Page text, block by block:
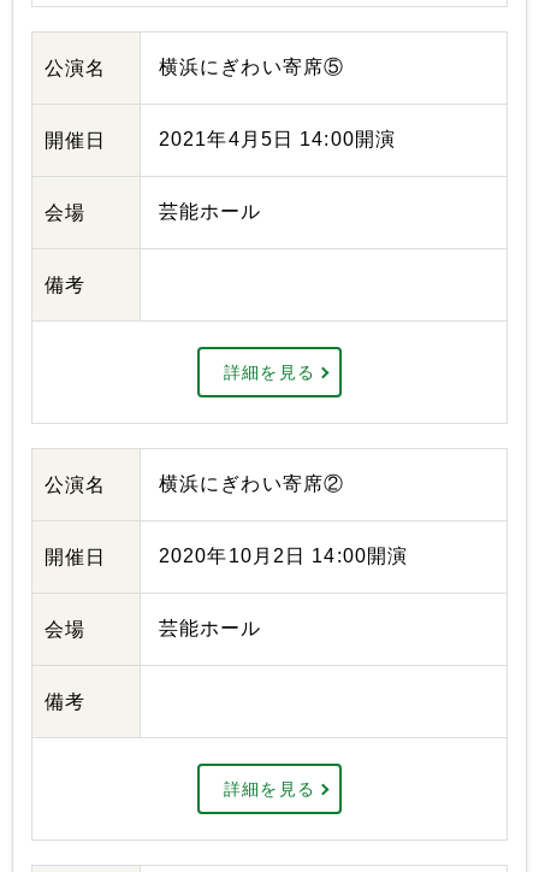
公演名 横浜にぎわい寄席⑤
開催日 2021年4月5日 14:00開演
会場 芸能ホール
備考
詳細を見る
公演名 横浜にぎわい寄席②
開催日 2020年10月2日 14:00開演
会場 芸能ホール
備考
詳細を見る